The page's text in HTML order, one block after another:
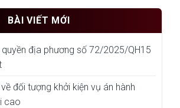
BÀI VIẾT MỚI
địa phương số 72/2025/QH15
đối tượng khởi kiện vụ án hành
cao